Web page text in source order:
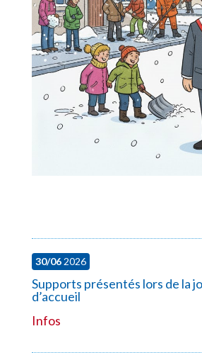
30/062026
Supports présentés lors de la
d’accueil
Infos